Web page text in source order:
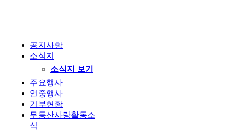
공지사항
소식지
소식지 보기
주요행사
연중행사
기부현황
무등산사랑활동소
식